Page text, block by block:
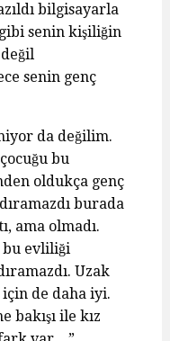
bilgisayarla
senin kişiliğin
senin genç
da değilim.
bu
oldukça genç
burada
ama olmadı.
bu evliliği
Uzak
için de daha iyi.
bakışı ile kız